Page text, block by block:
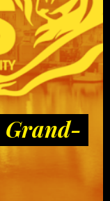
Grand-